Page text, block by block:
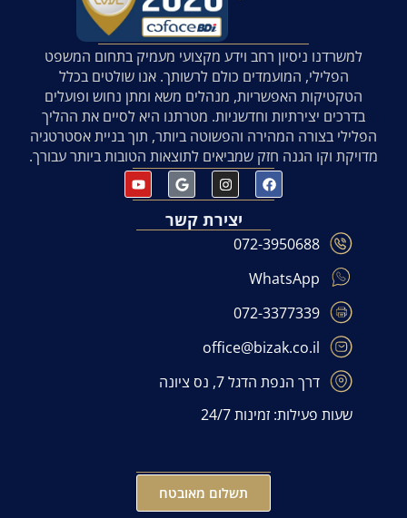
למשרדנו ניסיון רחב וידע מקצועי מעמיק בתחום המשפט
הפלילי, המועמדים כולם לרשותך. אנו שולטים בכלל
הטקטיקות האפשריות, מנהלים משא ומתן נחוש ופועלים
בדרכים יצירתיות וחדשניות. מטרתנו היא לסיים את ההליך
הפלילי בצורה המהירה והפשוטה ביותר, תוך בניית אסטרטגיה
מדויקת וקו הגנה חזק שמביאים לתוצאות הטובות ביותר עבורך.
יצירת קשר
072-3950688
WhatsApp
072-3377339
office@bizak.co.il
דרך הנפת הדגל 7, נס ציונה
שעות פעילות: זמינות 24/7
תשלום מאובטח